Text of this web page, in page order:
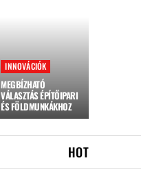
INNOVÁCIÓK
MEGBÍZHATÓ
VÁLASZTÁS ÉPÍTŐIPARI
ÉS FÖLDMUNKÁKHOZ
HOT